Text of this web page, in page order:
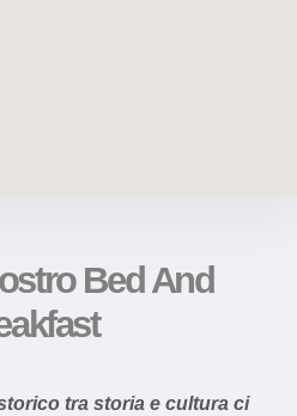
Bed And
tra storia e cultura ci